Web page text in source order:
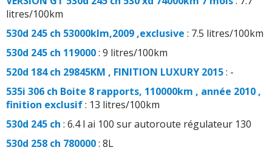
litres/100km
530d 245 ch 53000klm,2009 ,exclusive : 7.5 litres/100km
530d 245 ch 119000: 9 litres/100km
520d 184 ch 29845KM , FINITION LUXURY 2015: -
535i 306 ch Boite 8 rapports, 110000km , année 2010 ,
finition exclusif: 13 litres/100km
530d 245 ch : 6.4 l ai 100 sur autoroute régulateur 130
530d 258 ch 780000: 8L